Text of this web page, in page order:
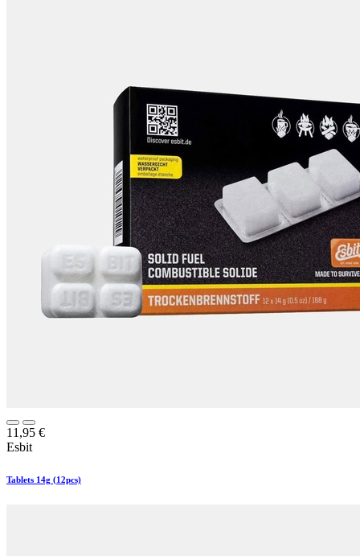
11,95 €
Esbit
Tablets 14g (12pcs)